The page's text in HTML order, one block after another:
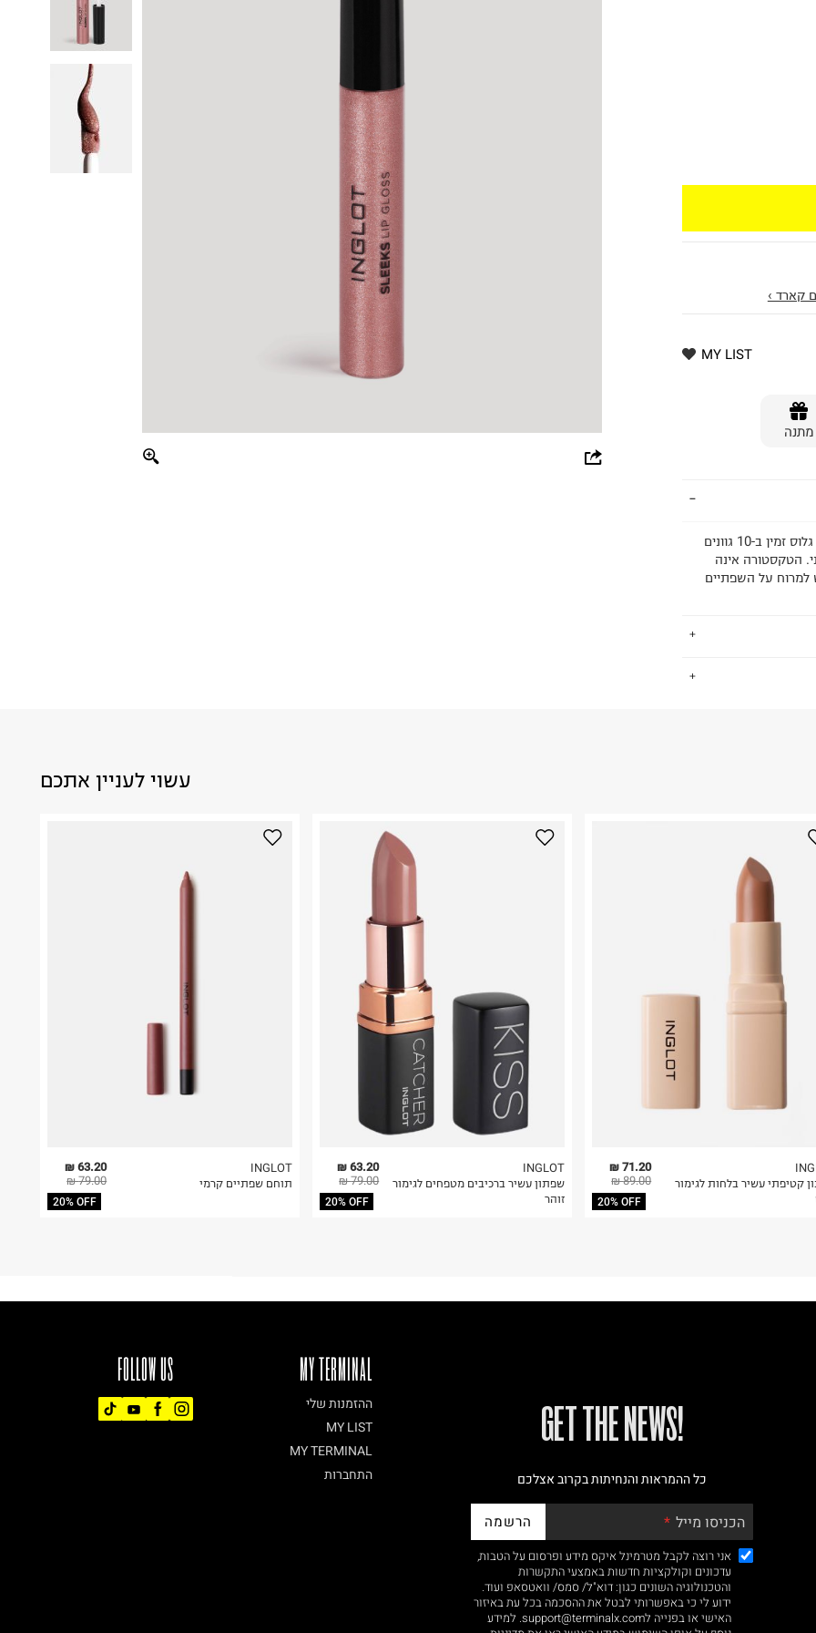
קארד ›
MY LIST
מתנה
ליפ גלוס מרכך לשפתיים מבריקות, תפוחות ו”עסיסיות”. הליפ גלוס זמין ב-10 גוונים
הטקסטורה אינה
למרוח על השפתיים
על גבי החבילה
בלבד. לא ניתן
עשוי לעניין אתכם
63.20 ₪
79.00 ₪
20% OFF
INGLOT
תוחם שפתיים קרמי
63.20 ₪
79.00 ₪
20% OFF
INGLOT
שפתון עשיר ברכיבים מטפחים לגימור
זוהר
71.20 ₪
89.00 ₪
20% OFF
קטיפתי עשיר בלחות לגימור
FOLLOW US MY TERMINAL
ההזמנות שלי
MY LIST
MY TERMINAL
התחברות
!GET THE NEWS
כל ההמראות והנחיתות בקרוב אצלכם
הכניסו מייל הרשמה
אני רוצה לקבל מטרמינל איקס מידע ופרסום על הטבות,
עדכונים וקולקציות חדשות באמצעי התקשרות
והטכנולוגיה השונים כגון: דוא"ל/ סמס/ וואטסאפ ועוד.
ידוע לי כי באפשרותי לבטל את ההסכמה בכל עת באיזור
האישי או בפנייה לsupport@terminalx.com. למידע